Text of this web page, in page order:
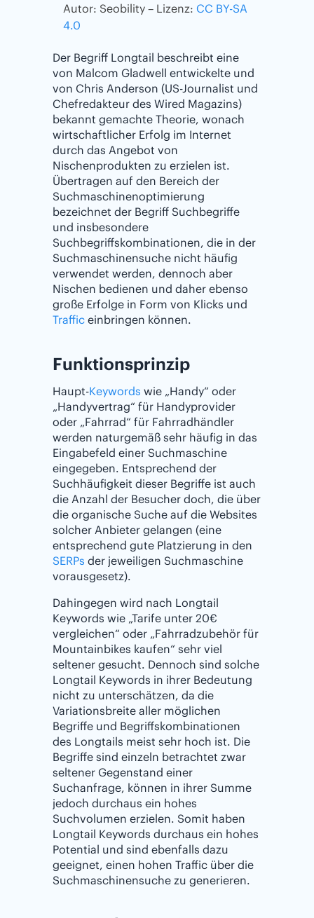
Autor: Seobility – Lizenz: CC BY-SA
4.0
Der Begriff Longtail beschreibt eine
von Malcom Gladwell entwickelte und
von Chris Anderson (US-Journalist und
Chefredakteur des Wired Magazins)
bekannt gemachte Theorie, wonach
wirtschaftlicher Erfolg im Internet
durch das Angebot von
Nischenprodukten zu erzielen ist.
Übertragen auf den Bereich der
Suchmaschinenoptimierung
bezeichnet der Begriff Suchbegriffe
und insbesondere
Suchbegriffskombinationen, die in der
Suchmaschinensuche nicht häufig
verwendet werden, dennoch aber
Nischen bedienen und daher ebenso
große Erfolge in Form von Klicks und
Traffic einbringen können.
Funktionsprinzip
Haupt-Keywords wie „Handy“ oder
„Handyvertrag“ für Handyprovider
oder „Fahrrad“ für Fahrradhändler
werden naturgemäß sehr häufig in das
Eingabefeld einer Suchmaschine
eingegeben. Entsprechend der
Suchhäufigkeit dieser Begriffe ist auch
die Anzahl der Besucher doch, die über
die organische Suche auf die Websites
solcher Anbieter gelangen (eine
entsprechend gute Platzierung in den
SERPs der jeweiligen Suchmaschine
vorausgesetz).
Dahingegen wird nach Longtail
Keywords wie „Tarife unter 20€
vergleichen“ oder „Fahrradzubehör für
Mountainbikes kaufen“ sehr viel
seltener gesucht. Dennoch sind solche
Longtail Keywords in ihrer Bedeutung
nicht zu unterschätzen, da die
Variationsbreite aller möglichen
Begriffe und Begriffskombinationen
des Longtails meist sehr hoch ist. Die
Begriffe sind einzeln betrachtet zwar
seltener Gegenstand einer
Suchanfrage, können in ihrer Summe
jedoch durchaus ein hohes
Suchvolumen erzielen. Somit haben
Longtail Keywords durchaus ein hohes
Potential und sind ebenfalls dazu
geeignet, einen hohen Traffic über die
Suchmaschinensuche zu generieren.